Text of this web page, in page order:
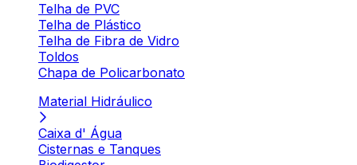
Telha de PVC
Telha de Plástico
Telha de Fibra de Vidro
Toldos
Chapa de Policarbonato
Material Hidráulico
Caixa d' Água
Cisternas e Tanques